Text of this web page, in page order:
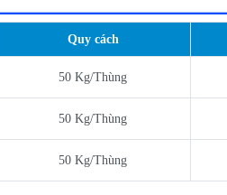
Quy cách
50 Kg/Thùng
50 Kg/Thùng
50 Kg/Thùng